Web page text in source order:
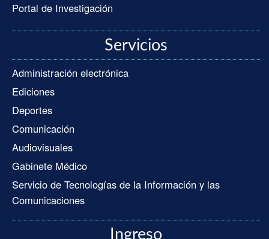
Portal de Investigación
Servicios
Administración electrónica
Ediciones
Deportes
Comunicación
Audiovisuales
Gabinete Médico
Servicio de Tecnologías de la Información y las
Comunicaciones
Ingreso